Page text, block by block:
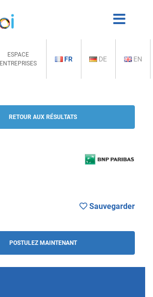
ESPACE
ENTREPRISES
FR DE EN
RETOUR AUX RÉSULTATS
POSTULEZ MAINTENANT
Sauvegarder